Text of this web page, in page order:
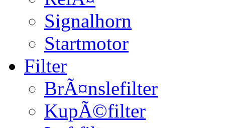
Signalhorn
Startmotor
Filter
BrÃ¤nslefilter
KupÃ©filter